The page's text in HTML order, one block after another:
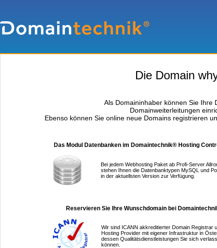
Die Domain
Als Domaininhaber können Sie Ihre
Domainweiterleitungen
Ebenso können Sie online neue Domains registrieren
Das Modul Datenbanken im Domaintechnik® Hosting
Bei jedem Webhosting Paket ab Profi-Server
stehen Ihnen die Datenbanktypen MySQL und
in der aktuellsten Version zur Verfügung.
Reservieren Sie Ihre Wunschdomain bei
Wir sind ICANN akkreditierter Domain Registrar
Hosting Provider mit eigener Infrastruktur in
dessen Qualitätsdienstleistungen Sie sich
können.